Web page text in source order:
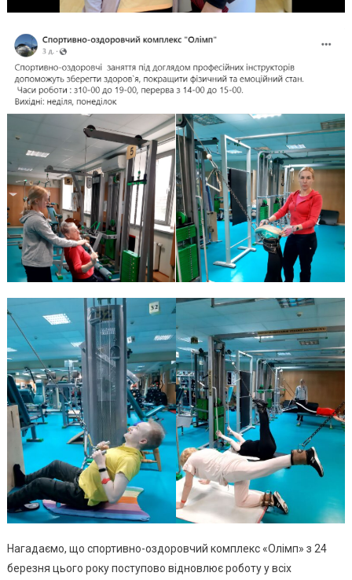
Нагадаємо, що спортивно-оздоровчий комплекс «Олімп» з 24
березня цього року поступово відновлює роботу у всіх